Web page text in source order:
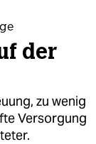
der
zu wenig
Versorgung